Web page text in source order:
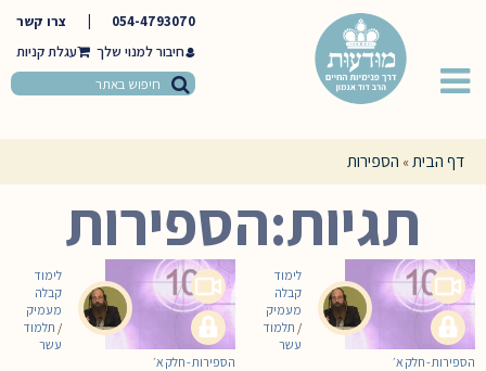
054-4793070
צרו קשר
חיבור למנוי שלך
דף הבית» הספירות
תגיות:הספירות
לימוד
קבלה
מעמיק
/ תלמוד
עשר
הספירות - חלק א׳
לימוד
קבלה
מעמיק
/ תלמוד
עשר
הספירות - חלק א׳